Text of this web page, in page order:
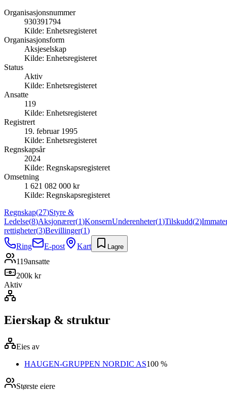
Organisasjonsnummer
930391794
Kilde: Enhetsregisteret
Organisasjonsform
Aksjeselskap
Kilde: Enhetsregisteret
Status
Aktiv
Kilde: Enhetsregisteret
Ansatte
119
Kilde: Enhetsregisteret
Registrert
19. februar 1995
Kilde: Enhetsregisteret
Regnskapsår
2024
Kilde: Regnskapsregisteret
Omsetning
1 621 082 000 kr
Kilde: Regnskapsregisteret
Regnskap(27)Styre &
Ledelse(8)Aksjonærer(1)KonsernUnderenheter(1)Tilskudd(2)
rettigheter(3)Bevillinger(1)
Ring
E-post Kart Lagre
119ansatte
200k kr
Aktiv
Eierskap & struktur
Eies av
HAUGEN-GRUPPEN NORDIC AS100 %
Største eiere